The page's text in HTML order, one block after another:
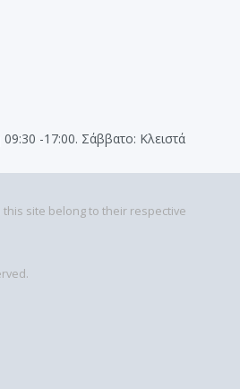
-17:00. Σάββατο: Κλειστά
this site belong to their respective